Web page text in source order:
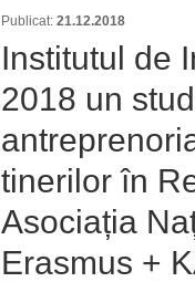
Publicat: 21.12.2018
Institutul de
2018 un
tinerilor în
Asociația
Erasmus +